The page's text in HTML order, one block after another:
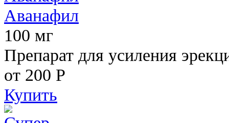
Аванафил
100 мг
Препарат для усиления
от 200 Р
Купить